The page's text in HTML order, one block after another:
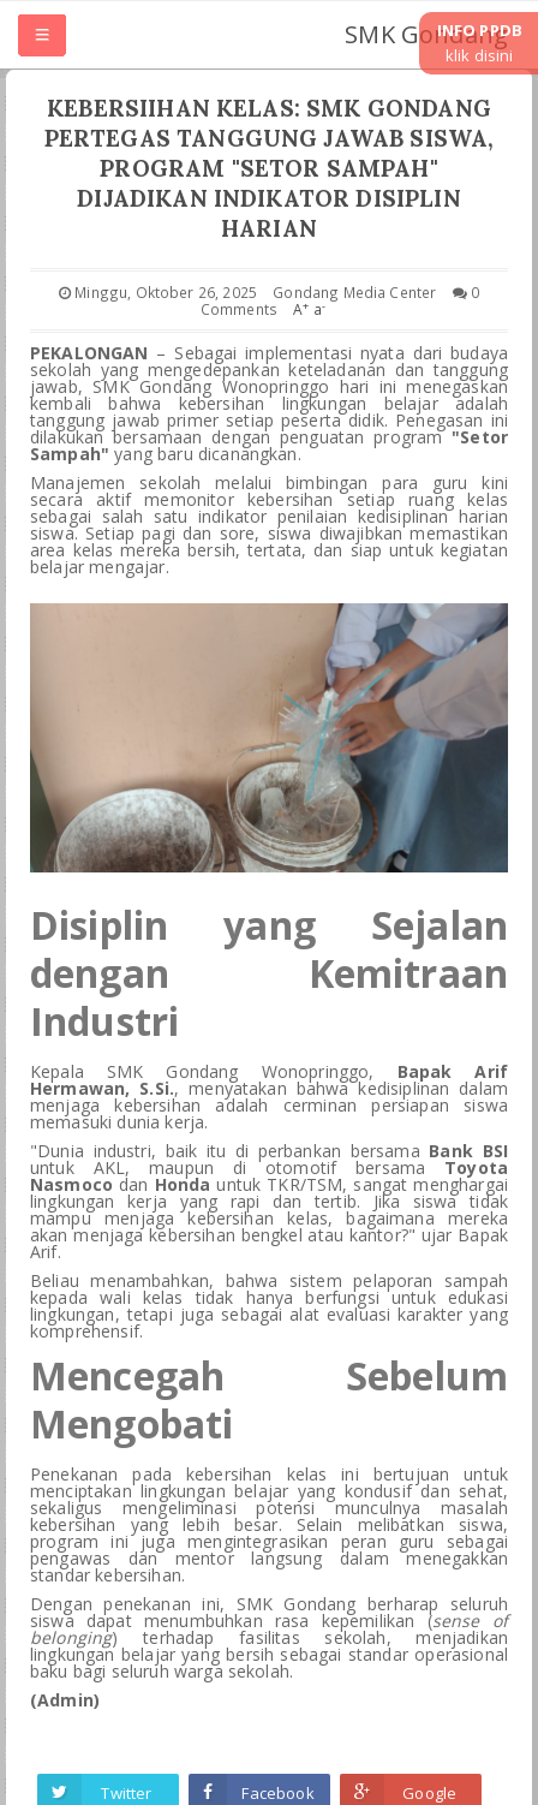
INFO PPDB
klik disini
SMK Gondang
HOME
TENTANG SMK
JURUSAN
LASKURIN
TEFA & WIRAUSAHA
PKL PRAKRIN
BKK
KEBERSIIHAN KELAS: SMK GONDANG
PERTEGAS TANGGUNG JAWAB SISWA,
PROGRAM "SETOR SAMPAH"
DIJADIKAN INDIKATOR DISIPLIN
HARIAN
Minggu, Oktober 26, 2025 Gondang Media Center
0
Comments
A+ a-
PEKALONGAN – Sebagai implementasi nyata dari budaya
sekolah yang mengedepankan keteladanan dan tanggung
jawab, SMK Gondang Wonopringgo hari ini menegaskan
kembali bahwa kebersihan lingkungan belajar adalah
tanggung jawab primer setiap peserta didik. Penegasan ini
dilakukan bersamaan dengan penguatan program "Setor
Sampah" yang baru dicanangkan.
Manajemen sekolah melalui bimbingan para guru kini
secara aktif memonitor kebersihan setiap ruang kelas
sebagai salah satu indikator penilaian kedisiplinan harian
siswa. Setiap pagi dan sore, siswa diwajibkan memastikan
area kelas mereka bersih, tertata, dan siap untuk kegiatan
belajar mengajar.
Disiplin yang Sejalan
dengan Kemitraan
Industri
Kepala SMK Gondang Wonopringgo, Bapak Arif
Hermawan, S.Si., menyatakan bahwa kedisiplinan dalam
menjaga kebersihan adalah cerminan persiapan siswa
memasuki dunia kerja.
"Dunia industri, baik itu di perbankan bersama Bank BSI
untuk AKL, maupun di otomotif bersama Toyota
Nasmoco dan Honda untuk TKR/TSM, sangat menghargai
lingkungan kerja yang rapi dan tertib. Jika siswa tidak
mampu menjaga kebersihan kelas, bagaimana mereka
akan menjaga kebersihan bengkel atau kantor?" ujar Bapak
Arif.
Beliau menambahkan, bahwa sistem pelaporan sampah
kepada wali kelas tidak hanya berfungsi untuk edukasi
lingkungan, tetapi juga sebagai alat evaluasi karakter yang
komprehensif.
Mencegah Sebelum
Mengobati
Penekanan pada kebersihan kelas ini bertujuan untuk
menciptakan lingkungan belajar yang kondusif dan sehat,
sekaligus mengeliminasi potensi munculnya masalah
kebersihan yang lebih besar. Selain melibatkan siswa,
program ini juga mengintegrasikan peran guru sebagai
pengawas dan mentor langsung dalam menegakkan
standar kebersihan.
Dengan penekanan ini, SMK Gondang berharap seluruh
siswa dapat menumbuhkan rasa kepemilikan (sense of
belonging) terhadap fasilitas sekolah, menjadikan
lingkungan belajar yang bersih sebagai standar operasional
baku bagi seluruh warga sekolah.
(Admin)
Twitter Facebook Google